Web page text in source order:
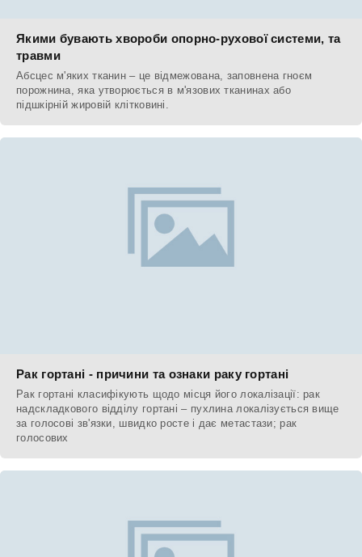
Якими бувають хвороби опорно-рухової системи, та
травми
Абсцес м'яких тканин – це відмежована, заповнена гноєм
порожнина, яка утворюється в м'язових тканинах або
підшкірній жировій клітковині.
Рак гортані - причини та ознаки раку гортані
Рак гортані класифікують щодо місця його локалізації: рак
надскладкового відділу гортані – пухлина локалізується вище
за голосові зв'язки, швидко росте і дає метастази; рак
голосових